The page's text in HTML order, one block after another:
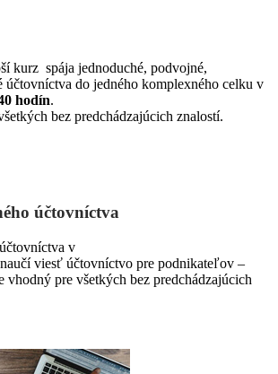
kurz spája jednoduché, podvojné,
účtovníctva do jedného komplexného celku v
hodín.
bez predchádzajúcich znalostí.
účtovníctva
v
viesť účtovníctvo pre podnikateľov –
pre všetkých bez predchádzajúcich